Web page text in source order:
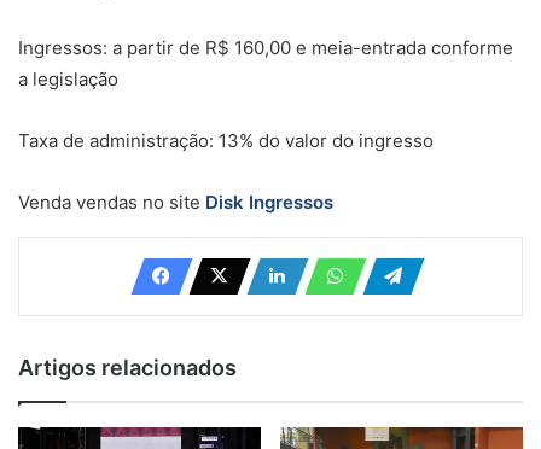
Ingressos: a partir de R$ 160,00 e meia-entrada conforme
a legislação
Taxa de administração: 13% do valor do ingresso
Venda vendas no site Disk Ingressos
Artigos relacionados